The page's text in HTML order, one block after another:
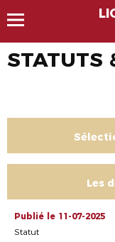
STATUTS
Les
Publié le 11-07-2025
Statut